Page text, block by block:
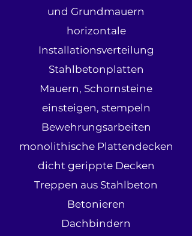
und Grundmauern
horizontale
Installationsverteilung
Stahlbetonplatten
Mauern, Schornsteine
einsteigen, stempeln
Bewehrungsarbeiten
monolithische Plattendecken
dicht gerippte Decken
Treppen aus Stahlbeton
Betonieren
Dachbindern